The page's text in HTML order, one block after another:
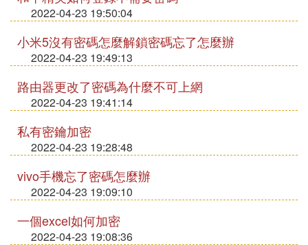
2022-04-23 19:50:04
小米5沒有密碼怎麼解鎖密碼忘了怎麼辦
2022-04-23 19:49:13
路由器更改了密碼為什麼不可上網
2022-04-23 19:41:14
私有密鑰加密
2022-04-23 19:28:48
vivo手機忘了密碼怎麼辦
2022-04-23 19:09:10
一個excel如何加密
2022-04-23 19:08:36